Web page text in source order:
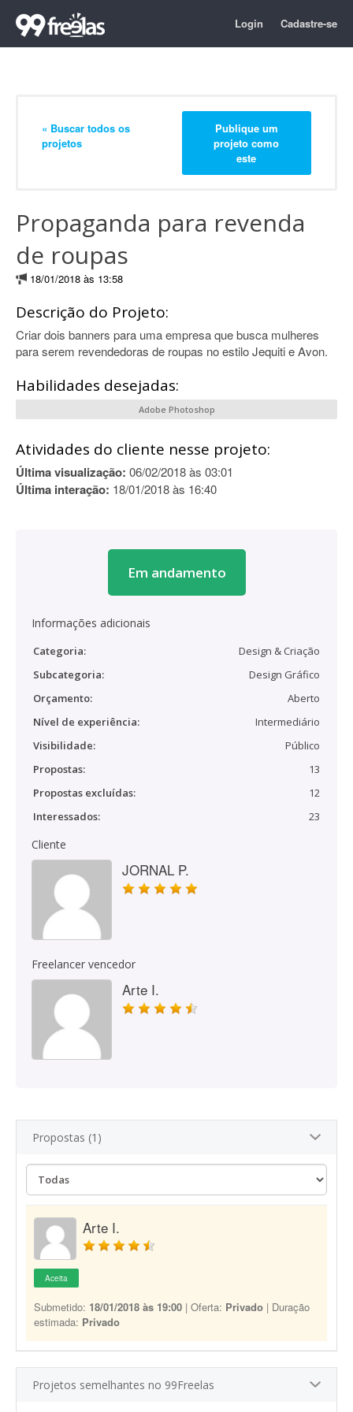
Login Cadastre-se
« Buscar todos os
projetos
Publique um
projeto como
este
Propaganda para revenda
de roupas
18/01/2018 às 13:58
Descrição do Projeto:
Criar dois banners para uma empresa que busca mulheres
para serem revendedoras de roupas no estilo Jequiti e Avon.
Habilidades desejadas:
Adobe Photoshop
Atividades do cliente nesse projeto:
Última visualização: 06/02/2018 às 03:01
Última interação: 18/01/2018 às 16:40
Em andamento
Informações adicionais
Categoria:
Design & Criação
Subcategoria:
Design Gráfico
Orçamento:
Aberto
Nível de experiência:
Intermediário
Visibilidade:
Público
Propostas:
13
Propostas excluídas:
12
Interessados:
23
Cliente
JORNAL P.
Freelancer vencedor
Arte I.
Propostas (1)
Arte I.
Aceita
Submetido: 18/01/2018 às 19:00 | Oferta: Privado | Duração
estimada: Privado
Projetos semelhantes no 99Freelas